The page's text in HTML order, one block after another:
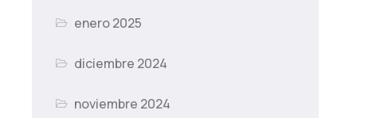
enero 2025
diciembre 2024
noviembre 2024